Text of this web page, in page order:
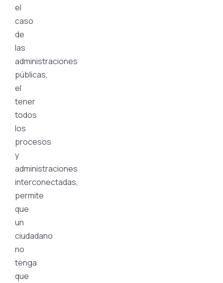
el
caso
de
las
administraciones
públicas,
el
tener
todos
los
procesos
y
administraciones
interconectadas,
permite
que
un
ciudadano
no
tenga
que